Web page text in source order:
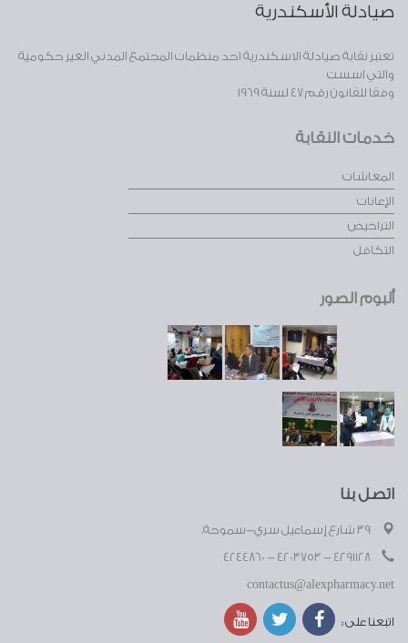
صيادلة الأسكندرية
تعتبر نقابة صيادلة الاسكندرية احد منظمات المجتمع المدني الغير حكومية
والتي اسست
وفقا للقانون رقم 47 لسنة 1969
خدمات النقابة
المعاشات
الإعانات
التراخيص
التكافل
ألبوم الصور
اتصل بنا
contactus@alexpharmacy.net
اتبعنا على :